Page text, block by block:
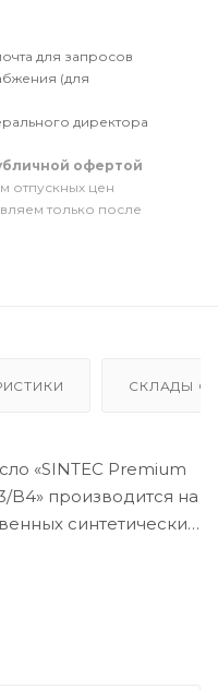
для запросов
(для
директора
офертой
отпускных цен
только после
СКЛАДЫ
«SINTEC Premium
B4» производится на
синтетических
испаряемость,